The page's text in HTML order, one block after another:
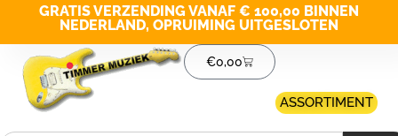
GRATIS VERZENDING VANAF € 100,00 BINNEN
NEDERLAND, OPRUIMING UITGESLOTEN
€0,00
ASSORTIMENT